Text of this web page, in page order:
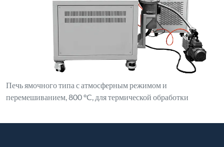
Печь ямочного типа с атмосферным режимом и
перемешиванием, 800 °C, для термической обработки